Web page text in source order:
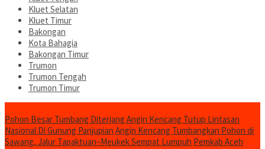
Kluet Selatan
Kluet Timur
Bakongan
Kota Bahagia
Bakongan Timur
Trumon
Trumon Tengah
Trumon Timur
Pohon Besar Tumbang Diterjang Angin Kencang Tutup Lintasan
Nasional Di Gunung Panjupian Angin Kencang Tumbangkan Pohon di
Sawang, Jalur Tapaktuan–Meukek Sempat Lumpuh Pemkab Aceh